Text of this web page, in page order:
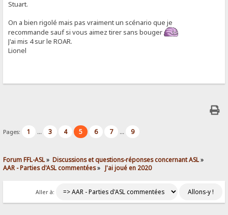
Stuart.
On a bien rigolé mais pas vraiment un scénario que je
recommande sauf si vous aimez tirer sans bouger
J'ai mis 4 sur le ROAR.
Lionel
Pages: 1 ... 3 4 5 6 7 ... 9
Forum FFL-ASL» Discussions et questions-réponses concernant ASL»
AAR - Parties d'ASL commentées» J'ai joué en 2020
Aller à: